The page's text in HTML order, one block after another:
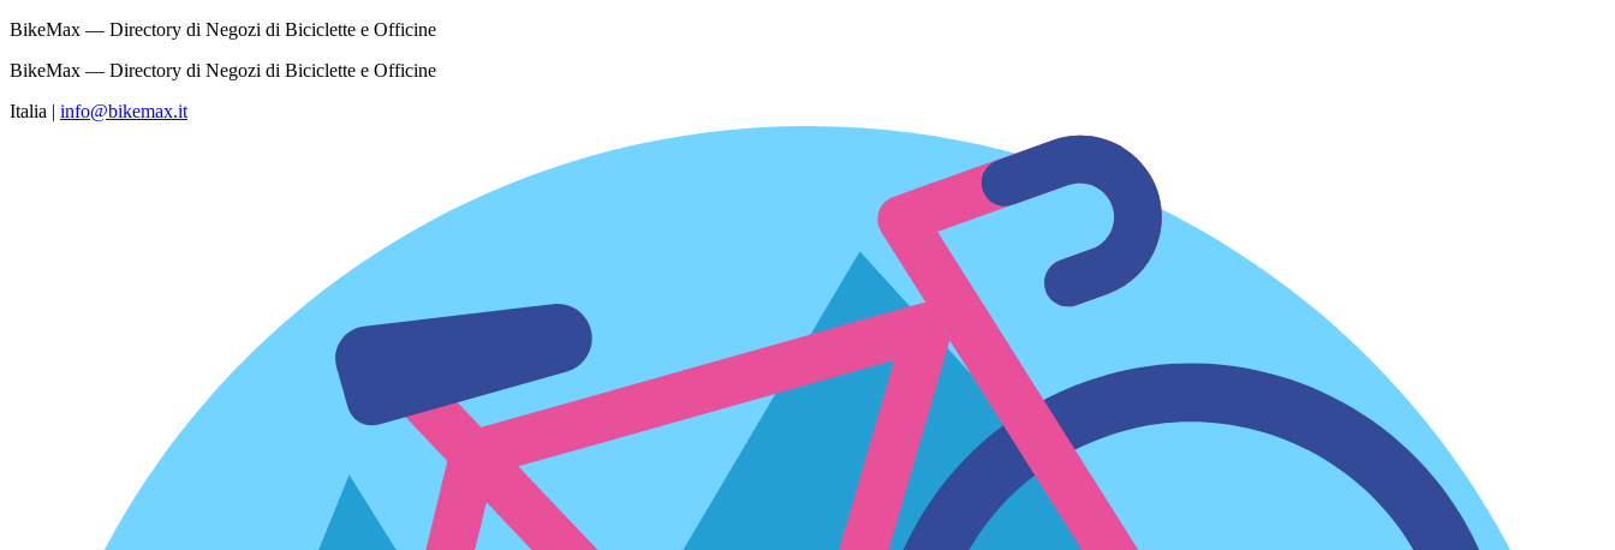
BikeMax — Directory di Negozi di Biciclette e Officine
BikeMax — Directory di Negozi di Biciclette e Officine
Italia | info@bikemax.it